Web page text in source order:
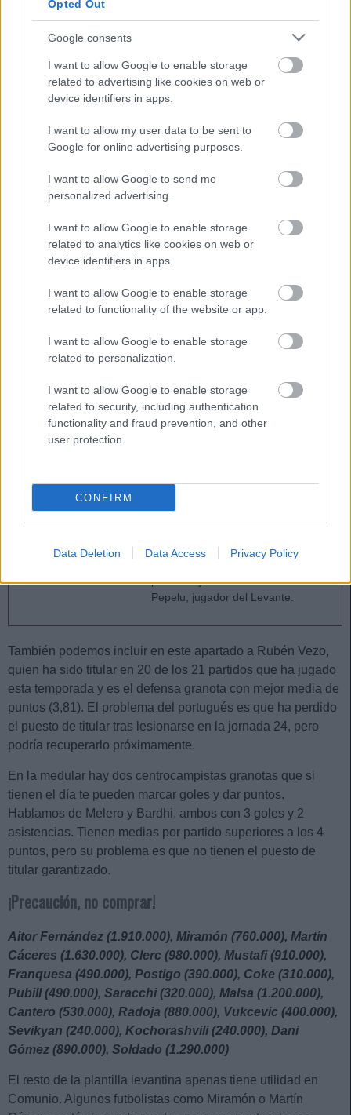
Opted Out
Google consents
I want to allow Google to enable storage
related to advertising like cookies on web or
device identifiers in apps.
I want to allow my user data to be sent to
Google for online advertising purposes.
I want to allow Google to send me
personalized advertising.
I want to allow Google to enable storage
related to analytics like cookies on web or
device identifiers in apps.
I want to allow Google to enable storage
related to functionality of the website or app.
I want to allow Google to enable storage
related to personalization.
I want to allow Google to enable storage
related to security, including authentication
functionality and fraud prevention, and other
user protection.
CONFIRM
Data Deletion Data Access Privacy Policy
grandes estrellas del equipo pero que por culpa de las
lesiones apenas ha podido jugar 13 partidos. Es un
futbolista de una calidad contrastada y en Comunio suele
dar siempre puntos, este curso 4,69 de media. Ya está
recuperado de su última lesión y puede ser importante en el
tramo final de la temporada. Es, tras Morales, el jugador
Jugadores comodín
Róber Pier (950.000), Bardhi (3.060.000), Melero
(3.250.000), Óscar Duarte (820.000), Son (860.000),
Rubén Vezo (1.610.000), Dani Cárdenas (1.170.000)
Si tuvieras que fichar algún jugador del Levante como
parche, hay varias opciones porque son titulares, pero no
hay que esperar muchos puntos de ellos ya que sus medias
no son muy altas.
El hecho de ser el equipo más goleado de la liga no invita a
apostar por su portero ni por los defensas, pero Dani
pueden serte útiles si siguen siendo titulares ya que tiene
precios muy bajos. De ellos, Duarte es quien tiene mejor
promedio con 3,41 puntos.
jugador que no está en muchas
puede esperar un aumento de
plazo. Hoy le toca el turno a
Pepelu, jugador del Levante.
También podemos incluir en este apartado a Rubén Vezo,
quien ha sido titular en 20 de los 21 partidos que ha jugado
esta temporada y es el defensa granota con mejor media de
puntos (3,81). El problema del portugués es que ha perdido
el puesto de titular tras lesionarse en la jornada 24, pero
podría recuperarlo próximamente.
En la medular hay dos centrocampistas granotas que si
tienen el día te pueden marcar goles y dar puntos.
Hablamos de Melero y Bardhi, ambos con 3 goles y 2
asistencias. Tienen medias por partido superiores a los 4
puntos, pero su problema es que no tienen el puesto de
titular garantizado.
¡Precaución, no comprar!
Aitor Fernández (1.910.000), Miramón (760.000), Martín
Cáceres (1.630.000), Clerc (980.000), Mustafi (910.000),
Franquesa (490.000), Postigo (390.000), Coke (310.000),
Pubill (490.000), Saracchi (320.000), Malsa (1.200.000),
Cantero (530.000), Radoja (880.000), Vukcevic (400.000),
Sevikyan (240.000), Kochorashvili (240.000), Dani
Gómez (890.000), Soldado (1.290.000)
El resto de la plantilla levantina apenas tiene utilidad en
Comunio. Algunos futbolistas como Miramón o Martín